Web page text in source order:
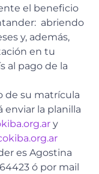
el beneficio
abriendo
y, además,
en tu
al pago de la
de su matrícula
enviar la planilla
y
es Agostina
ó por mail